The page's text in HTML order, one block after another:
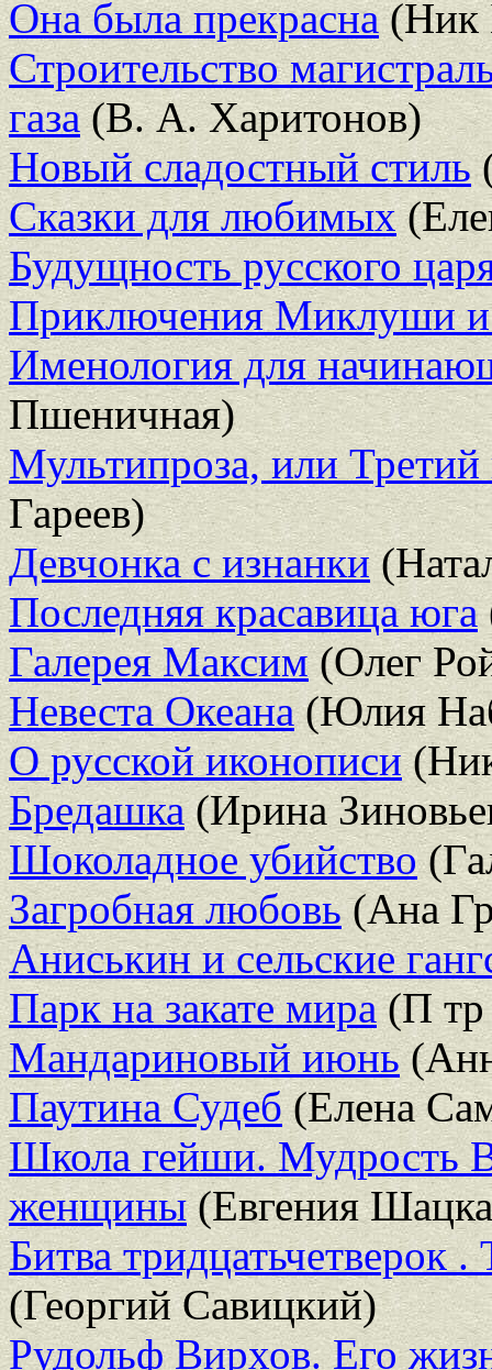
Она была прекрасна(Ник
Строительство
газа(В. А. Харитонов)
Новый сладостный стиль
Сказки для любимых
Будущность русского
Приключения Миклуши
Именология для
Пшеничная)
Мультипроза, или
Гареев)
Девчонка с изнанки
Последняя красавица юга
Галерея Максим(Олег
Невеста Океана(Юлия
О русской иконописи
Бредашка(Ирина
Шоколадное убийство
Загробная любовь(Ана
Аниськин и сельские
Парк на закате мира(П тр
Мандариновый июнь
Паутина Судеб(Елена
Школа гейши. Мудрость
женщины(Евгения
Битва тридцатьчетверок
(Георгий Савицкий)
Рудольф Вирхов. Его